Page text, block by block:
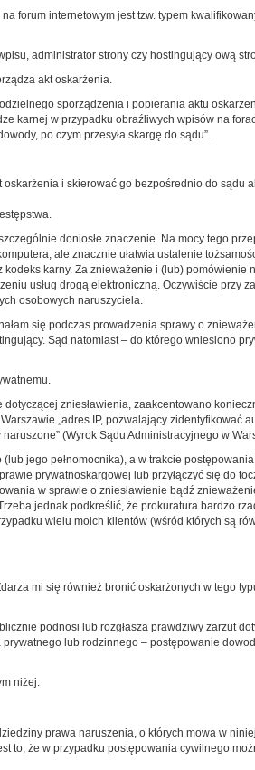
forum internetowym jest tzw. typem
administrator strony czy hostingujący ową
akt oskarżenia.
sporządzenia i popierania aktu
karnej w przypadku obraźliwych wpisów na
po czym przesyła skargę do sądu”.
i skierować go bezpośrednio do sądu
doniosłe znaczenie. Na mocy tego
ale znacznie ułatwia ustalenie
karny. Za znieważenie i (lub)
usług drogą elektroniczną. Oczywiście przy
osobowych naruszyciela.
się podczas prowadzenia sprawy o
Sąd natomiast – do którego wniesiono
zniesławienia, zaakcentowano
„adres IP, pozwalający zidentyfikować
(Wyrok Sądu Administracyjnego w
jego pełnomocnika), a w trakcie
prywatnoskargowej lub przyłączyć się do
w sprawie o zniesławienie bądź
jednak podkreślić, że prokuratura bardzo
wielu moich klientów (wśród których są
mi się również bronić oskarżonych w tego
podnosi lub rozgłasza prawdziwy zarzut
lub rodzinnego – postępowanie
niżej.
prawa naruszenia, o których mowa w
że w przypadku postępowania cywilnego